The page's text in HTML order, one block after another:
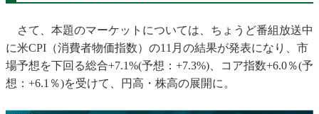
さて、本題のマーケットについては、ちょうど番組放送中
に米CPI（消費者物価指数）の11月の結果が発表になり、市
場予想を下回る総合+7.1%(予想：+7.3%)、コア指数+6.0％(予
想：+6.1％)を受けて、円高・株高の展開に。